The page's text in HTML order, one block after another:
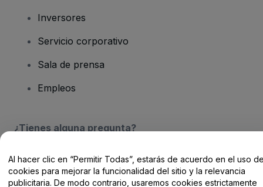
Inversores
Servicio corporativo
Sala de prensa
Empleos
¿Tienes alguna pregunta?
Centro de Ayuda / Contacto
Al hacer clic en “Permitir Todas”, estarás de acuerdo en el uso
cookies para mejorar la funcionalidad del sitio y la relevancia
publicitaria. De modo contrario, usaremos cookies estrictamente